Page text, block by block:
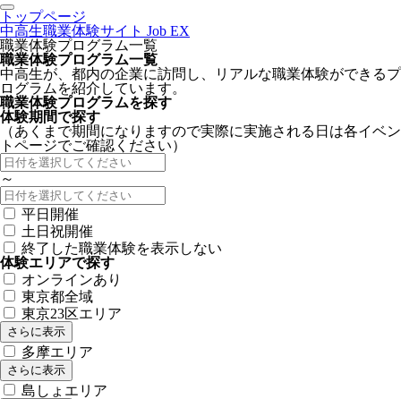
トップページ
中高生職業体験サイト Job EX
職業体験プログラム一覧
職業体験プログラム一覧
中高生が、都内の企業に訪問し、リアルな職業体験ができるプ
ログラムを紹介しています。
職業体験プログラムを探す
体験期間で探す
（あくまで期間になりますので実際に実施される日は各イベン
トページでご確認ください）
～
平日開催
土日祝開催
終了した職業体験を表示しない
体験エリアで探す
オンラインあり
東京都全域
東京23区エリア
さらに表示
多摩エリア
さらに表示
島しょエリア